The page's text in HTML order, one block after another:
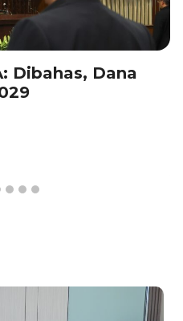
Dibahas, Dana